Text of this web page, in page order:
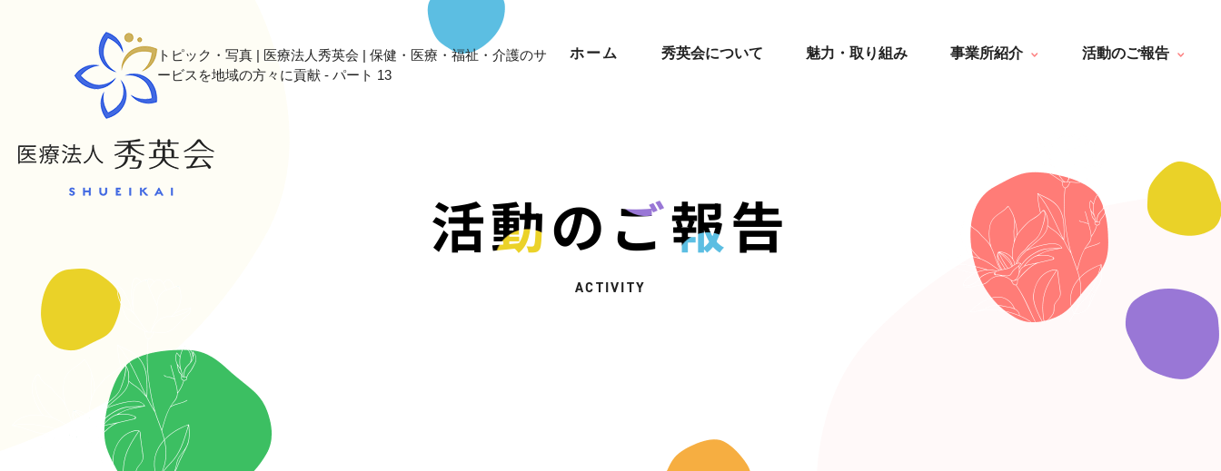
トピック・写真 | 医療法人秀英会 | 保健・医療・福祉・介護のサ
ービスを地域の方々に貢献 - パート 13
ホーム 秀英会について 魅力・取り組み 事業所紹介
短期入所療養介護ショートステイ
長寿の里通所リハビリテーション
長寿の里 デイサービスセンター
グループホーム 長寿
長寿の里在宅介護支援センター
活動のご報告
デイサービス便り
グループホーム便り
通所リハビリテーション便り
その他
活動のご報告
ACTIVITY
介護老人保健施設 長寿の里
最新情報